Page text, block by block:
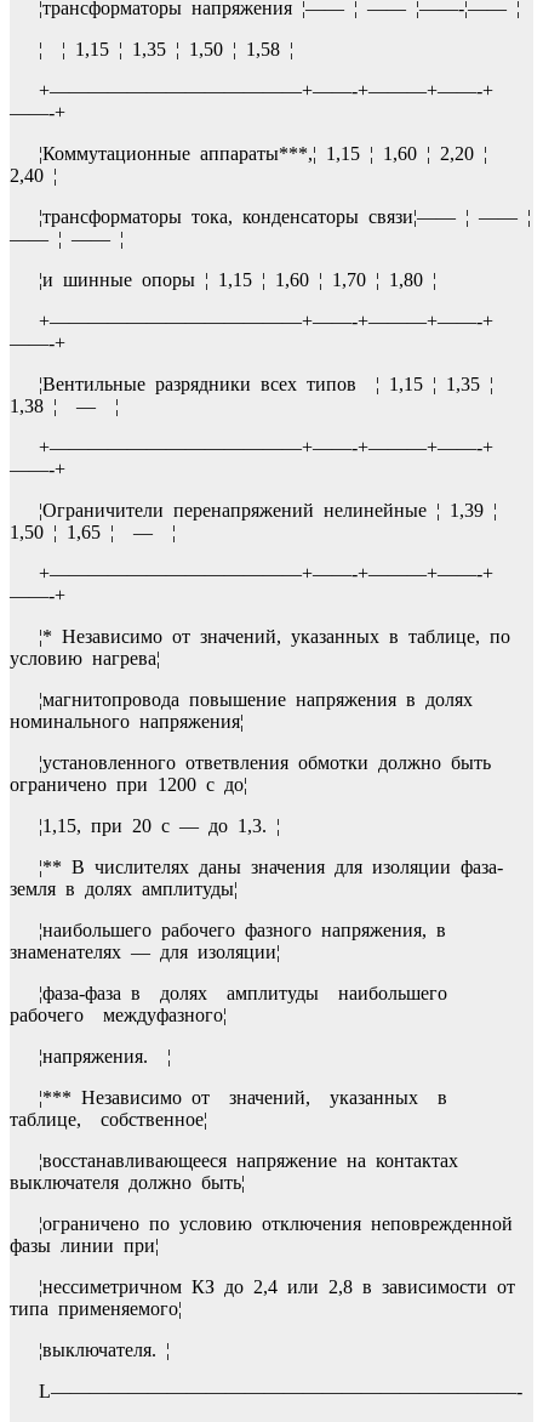
¦трансформаторы напряжения ¦—— ¦ —— ¦——-¦—— ¦
¦ ¦ 1,15 ¦ 1,35 ¦ 1,50 ¦ 1,58 ¦
+—————————————+——-+———+——-+
——-+
¦Коммутационные аппараты***,¦ 1,15 ¦ 1,60 ¦ 2,20 ¦
2,40 ¦
¦трансформаторы тока, конденсаторы связи¦—— ¦ —— ¦
—— ¦ —— ¦
¦и шинные опоры ¦ 1,15 ¦ 1,60 ¦ 1,70 ¦ 1,80 ¦
+—————————————+——-+———+——-+
——-+
¦Вентильные разрядники всех типов ¦ 1,15 ¦ 1,35 ¦
1,38 ¦ — ¦
+—————————————+——-+———+——-+
——-+
¦Ограничители перенапряжений нелинейные ¦ 1,39 ¦
1,50 ¦ 1,65 ¦ — ¦
+—————————————+——-+———+——-+
——-+
¦* Независимо от значений, указанных в таблице, по
условию нагрева¦
¦магнитопровода повышение напряжения в долях
номинального напряжения¦
¦установленного ответвления обмотки должно быть
ограничено при 1200 с до¦
¦1,15, при 20 с — до 1,3. ¦
¦** В числителях даны значения для изоляции фаза-
земля в долях амплитуды¦
¦наибольшего рабочего фазного напряжения, в
знаменателях — для изоляции¦
¦фаза-фаза в долях амплитуды наибольшего
рабочего междуфазного¦
¦напряжения. ¦
¦*** Независимо от значений, указанных в
таблице, собственное¦
¦восстанавливающееся напряжение на контактах
выключателя должно быть¦
¦ограничено по условию отключения неповрежденной
фазы линии при¦
¦нессиметричном КЗ до 2,4 или 2,8 в зависимости от
типа применяемого¦
¦выключателя. ¦
L————————————————————————-